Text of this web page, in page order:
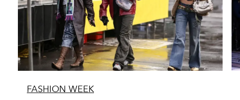
FASHION WEEK